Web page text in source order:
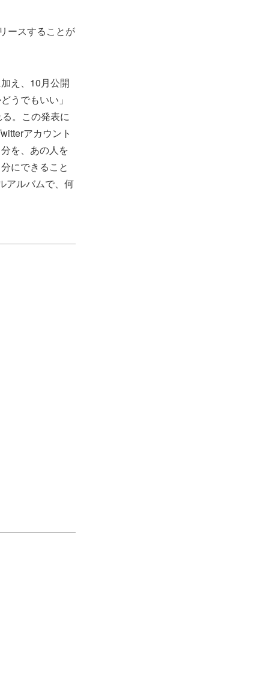
ースすることが
え、10月公開
うでもいい」
。この発表に
アカウント
を、あの人を
にできること
アルバムで、何